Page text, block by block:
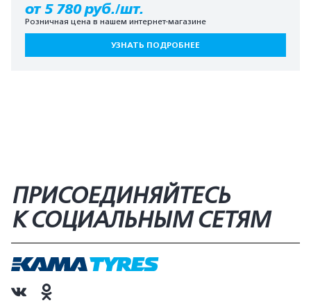
от 5 780 руб./шт.
Розничная цена в нашем интернет-магазине
УЗНАТЬ ПОДРОБНЕЕ
ПРИСОЕДИНЯЙТЕСЬ
К СОЦИАЛЬНЫМ СЕТЯМ